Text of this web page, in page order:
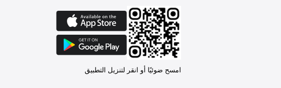
امسح ضوئيًا أو انقر لتنزيل التطبيق